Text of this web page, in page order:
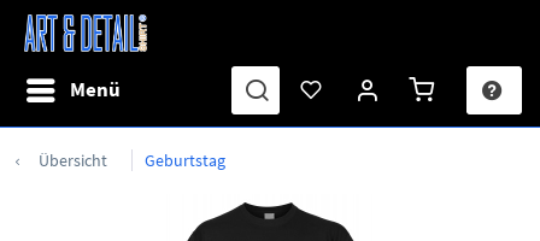
Menü
Übersicht Geburtstag